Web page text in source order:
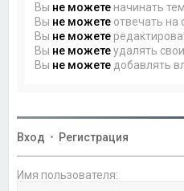
Вы не можете начинать
Вы не можете отвечать на
Вы не можете
Вы не можетеудалять
Вы не можете добавлять
Вход • Регистрация
Имя пользователя: